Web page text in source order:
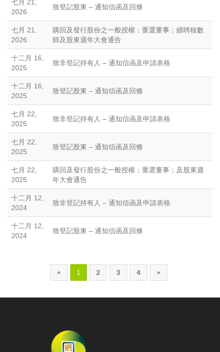
七月 21,
2026
致登記股東 – 通知信函及回條
七月 21,
2026
購回及發行股份之一般授權；重選董事；續聘核數
師及股東週年大會通告
十二月 16,
2025
致非登記持有人 – 通知信函及申請表格
十二月 16,
2025
致登記股東 – 通知信函及回條
七月 22,
2025
致非登記持有人 – 通知信函及申請表格
七月 22,
2025
致登記股東 – 通知信函及回條
七月 22,
2025
購回及發行股份之一般授權；重選董事；及股東週
年大會通告
十二月 12,
2024
致非登記持有人 – 通知信函及申請表格
十二月 12,
2024
致登記股東 – 通知信函及回條
« 1 2 3 4 »